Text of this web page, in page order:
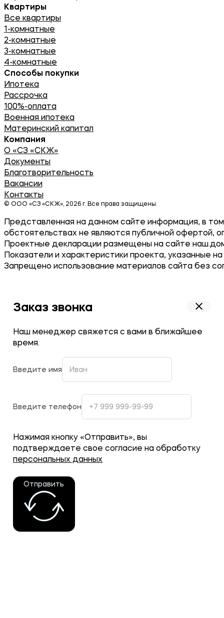
Квартиры
Все квартиры
1-комнатные
2-комнатные
3-комнатные
4-комнатные
Способы покупки
Ипотека
Рассрочка
100%-оплата
Военная ипотека
Материнский капитал
Компания
О «СЗ «СКЖ»
Документы
Благотворительность
Вакансии
Контакты
© ООО «СЗ «СКЖ», 2026 г. Все права защищены.
Представленная на данном сайте информация, в
обстоятельствах не являются публичной офертой,
Проектные декларации размещены на сайте
Показатели и характеристики проекта, указанные
Запрещено использование материалов сайта без
Заказ звонка
Наш менеджер свяжется с вами в ближайшее
время.
Введите имя
Введите телефон
Нажимая кнопку «Отправить», вы
подтверждаете свое согласие на обработку
персональных данных
Отправить